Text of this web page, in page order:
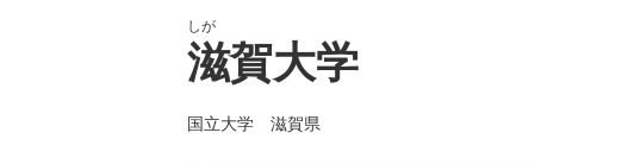
しが
滋賀大学
国立大学 滋賀県